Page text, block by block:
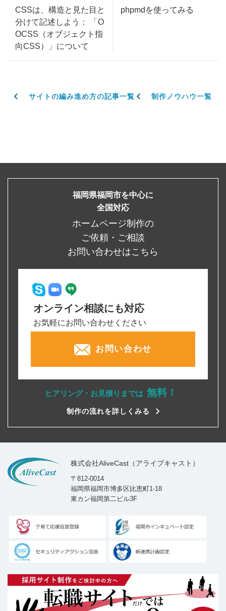
CSSは、構造と見た目と
分けて記述しよう： 「O
OCSS（オブジェクト指
向CSS）」について
phpmdを使ってみる
サイトの編み進め方の記事一覧 制作ノウハウ一覧
福岡県福岡市を中心に
全国対応
ホームページ制作の
ご依頼・ご相談
お問い合わせはこちら
オンライン相談にも対応
お気軽にお問い合わせください
お問い合わせ
ヒアリング・お見積りまでは 無料！
制作の流れを詳しくみる
株式会社AliveCast（アライブキャスト）
〒812-0014
福岡県福岡市博多区比恵町1-18
東カン福岡第二ビル3F